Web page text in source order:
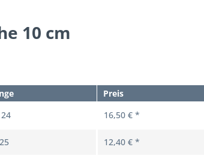
10 cm
Preis
24 16,50 € *
25 12,40 € *